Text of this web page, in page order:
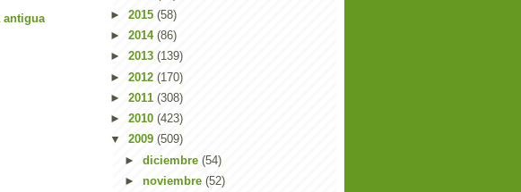
antigua
► 2015 (58)
► 2014 (86)
► 2013 (139)
► 2012 (170)
► 2011 (308)
► 2010 (423)
▼ 2009 (509)
► diciembre (54)
► noviembre (52)